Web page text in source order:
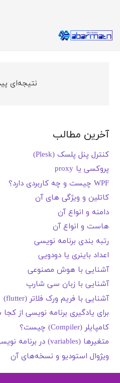
نتیجه‌ای
آخرین مطالب
کنترل پنل پلسک (Plesk)
پروکسی یا proxy
WPF چیست و چه کاربردی دارد؟
کاتلین و ویژگی های آن
دامنه و انواع آن
هاست و انواع آن
رتبه بندی برنامه نویسی
اعداد باینری یا دودویی
آشنایی با هوش مصنوعی
آشنایی با زبان سی شارپ
آشنایی با فریم ورک فلاتر (flutter)
برای یادگیری برنامه نویسی از
کامپایلر (Compiler) چیست؟
متغیرها (variables) در برنامه نویسی
ویژوال استودیو و نسخه‌های آن